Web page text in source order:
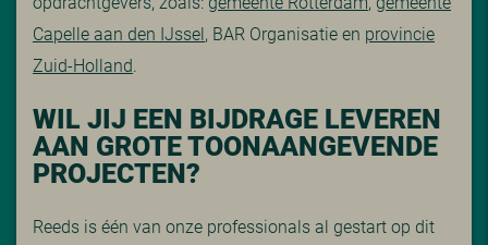
Capelle aan den IJssel, BAR Organisatie en provincie
Zuid-Holland.
WIL JIJ EEN BIJDRAGE LEVEREN
AAN GROTE TOONAANGEVENDE
PROJECTEN?
Reeds is één van onze professionals al gestart op dit